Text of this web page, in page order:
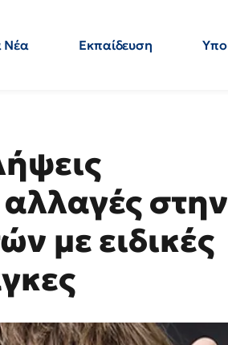
Νέα Εκπαίδευση
στην
με ειδικές